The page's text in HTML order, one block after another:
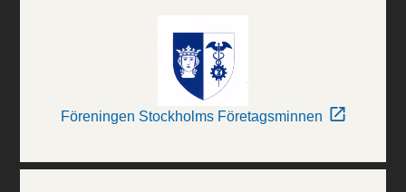
Föreningen Stockholms Företagsminnen